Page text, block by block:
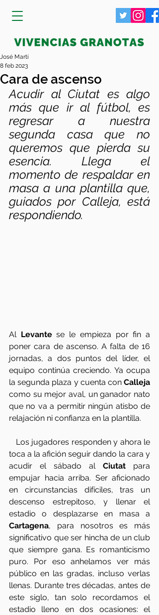
Cara de ascenso
José Martí
8 feb 2023
Acudir al Ciutat es algo
más que ir al fútbol, es
regresar a nuestra
segunda casa que no
queremos que pierda su
esencia. Llega el
momento de respaldar en
masa a una plantilla que,
guiados por Calleja, está
respondiendo.
Al Levante se le empieza por fin a
poner cara de ascenso. A falta de 16
jornadas, a dos puntos del líder, el
equipo continúa creciendo. Ya ocupa
la segunda plaza y cuenta con Calleja
como su mejor aval, un ganador nato
que no va a permitir ningún atisbo de
relajación ni confianza en la plantilla.
toca a la afición seguir dando la cara y
acudir el sábado al Ciutat para
empujar hacia arriba. Ser aficionado
en circunstancias difíciles, tras un
descenso estrepitoso, y llenar el
Cartagena, para nosotros es más
significativo que ser hincha de un club
que siempre gana. Es romanticismo
puro. Por eso anhelamos ver más
público en las gradas, incluso verlas
llenas. Durante tres décadas, antes de
este siglo, tan solo recordamos el
estadio lleno en dos ocasiones: el